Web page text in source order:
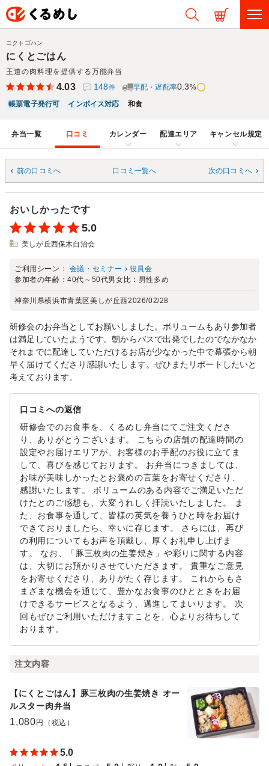
にくとごはん
王道の肉料理を提供する万能弁当
ニクトゴハン
4.03 148件 早配・遅配率0.3%
帳票電子発行可
インボイス対応 和食
弁当一覧 口コミ カレンダー 配達エリア キャンセル規定
前の口コミへ 口コミ一覧へ 次の口コミへ
おいしかったです
5.0
美しが丘西保木自治会
ご利用シーン： 会議・セミナー › 役員会
参加者の年齢：40代～50代男女比： 男性多め
神奈川県横浜市青葉区美しが丘西2026/02/28
研修会のお弁当としてお願いしました。ボリュームもあり参加者
は満足していたようです。朝からバスで出発でしたのでなかなか
それまでに配達していただけるお店が少なかった中で幕張から朝
早く届けてくださり感謝いたします。ぜひまたリポートしたいと
考えております。
口コミへの返信
研修会でのお食事を、くるめし弁当にてご注文くださ
り、ありがとうございます。 こちらの店舗の配達時間の
設定やお届けエリアが、お客様のお手配のお役に立てま
して、喜びを感じております。 お弁当につきましては、
お味が美味しかったとお褒めの言葉をお寄せくださり、
感謝いたします。 ボリュームのある内容でご満足いただ
けたとのご感想も、大変うれしく拝読いたしました。 ま
た、お食事を通して、皆様の英気を養うひと時をお届け
できておりましたら、幸いに存じます。 さらには、再び
の利用についてもお声を頂戴し、厚くお礼申し上げま
す。 なお、「豚三枚肉の生姜焼き」や彩りに関する内容
は、大切にお預かりさせていただきます。 貴重なご意見
をお寄せくださり、ありがたく存じます。 これからもさ
まざまな機会を通じて、豊かなお食事のひとときをお届
けできるサービスとなるよう、邁進してまいります。 次
回もぜひご利用いただけますことを、心よりお待ちして
おります。
注文内容
【にくとごはん】豚三枚肉の生姜焼き オー
ルスター肉弁当
1,080 円（税込）
5.0